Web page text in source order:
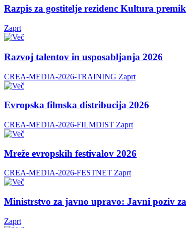
Razpis za gostitelje rezidenc Kultura
Zaprt
Razvoj talentov in usposabljanja 2026
CREA-MEDIA-2026-TRAINING Zaprt
Evropska filmska distribucija 2026
CREA-MEDIA-2026-FILMDIST Zaprt
Mreže evropskih festivalov 2026
CREA-MEDIA-2026-FESTNET Zaprt
Ministrstvo za javno upravo: Javni poziv
Zaprt